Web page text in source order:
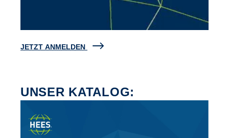
JETZT ANMELDEN
UNSER KATALOG: